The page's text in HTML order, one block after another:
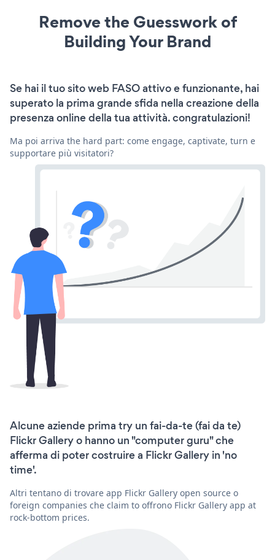
Remove the Guesswork of
Building Your Brand
Se hai il tuo sito web FASO attivo e funzionante, hai
superato la prima grande sfida nella creazione della
presenza online della tua attività. congratulazioni!
Ma poi arriva the hard part: come engage, captivate, turn e
supportare più visitatori?
Alcune aziende prima try un fai-da-te (fai da te)
Flickr Gallery o hanno un "computer guru" che
afferma di poter costruire a Flickr Gallery in 'no
time'.
Altri tentano di trovare app Flickr Gallery open source o
foreign companies che claim to offrono Flickr Gallery app at
rock-bottom prices.